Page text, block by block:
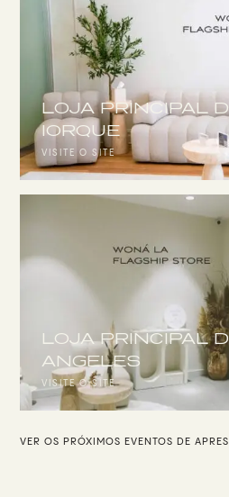
LOJA PRINCIPAL
IORQUE
VISITE O SITE
LOJA PRINCIPAL
ANGELES
VISITE O SITE
VER OS PRÓXIMOS EVENTOS DE